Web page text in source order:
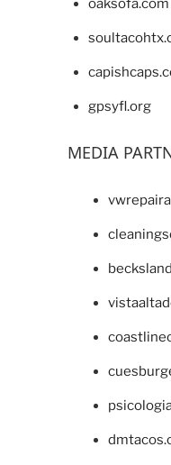
oaksofa.com
gpsyfl.org
MEDIA